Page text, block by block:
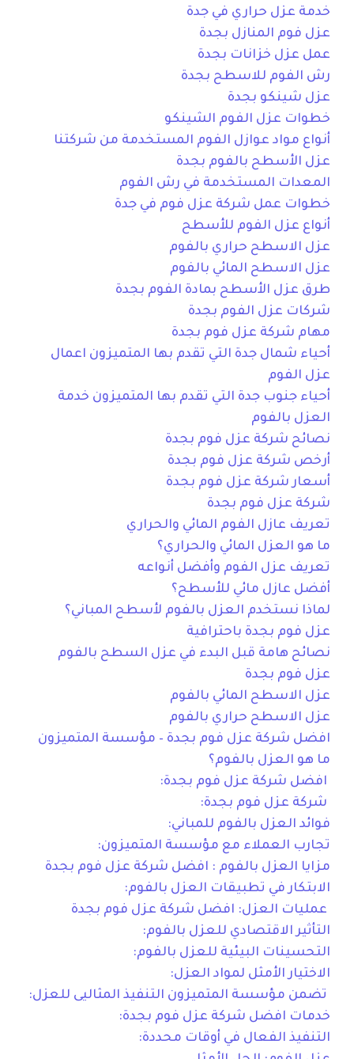
خدمة عزل حراري في جدة
عزل فوم المنازل بجدة
عمل عزل خزانات بجدة
رش الفوم للاسطح بجدة
عزل شينكو بجدة
خطوات عزل الفوم الشينكو
أنواع مواد عوازل الفوم المستخدمة من شركتنا
عزل الأسطح بالفوم بجدة
المعدات المستخدمة في رش الفوم
خطوات عمل شركة عزل فوم في جدة
أنواع عزل الفوم للأسطح
عزل الاسطح حراري بالفوم
عزل الاسطح المائي بالفوم
طرق عزل الأسطح بمادة الفوم بجدة
شركات عزل الفوم بجدة
مهام شركة عزل فوم بجدة
أحياء شمال جدة التي تقدم بها المتميزون اعمال
عزل الفوم
أحياء جنوب جدة التي تقدم بها المتميزون خدمة
العزل بالفوم
نصائح شركة عزل فوم بجدة
أرخص شركة عزل فوم بجدة
أسعار شركة عزل فوم بجدة
شركة عزل فوم بجدة
تعريف عازل الفوم المائي والحراري
ما هو العزل المائي والحراري؟
تعريف عزل الفوم وأفضل أنواعه
أفضل عازل مائي للأسطح؟
لماذا نستخدم العزل بالفوم لأسطح المباني؟
عزل فوم بجدة باحترافية
نصائح هامة قبل البدء في عزل السطح بالفوم
عزل فوم بجدة
عزل الاسطح المائي بالفوم
عزل الاسطح حراري بالفوم
افضل شركة عزل فوم بجدة – مؤسسة المتميزون
ما هو العزل بالفوم؟
افضل شركة عزل فوم بجدة:
شركة عزل فوم بجدة:
فوائد العزل بالفوم للمباني:
تجارب العملاء مع مؤسسة المتميزون:
مزايا العزل بالفوم : افضل شركة عزل فوم بجدة
الابتكار في تطبيقات العزل بالفوم:
عمليات العزل: افضل شركة عزل فوم بجدة
التأثير الاقتصادي للعزل بالفوم:
التحسينات البيئية للعزل بالفوم:
الاختيار الأمثل لمواد العزل:
تضمن مؤسسة المتميزون التنفيذ المثاليى للعزل:
خدمات افضل شركة عزل فوم بجدة:
التنفيذ الفعال في أوقات محددة: